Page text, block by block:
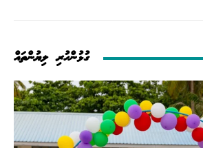
ގުޅުންހުރި ލިޔުންތައް